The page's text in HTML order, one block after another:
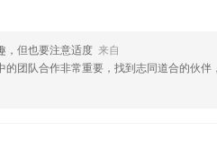
要选择学习的书本；
;
，但也要注意适度 来自
的团队合作非常重要，找到志同道合的伙伴